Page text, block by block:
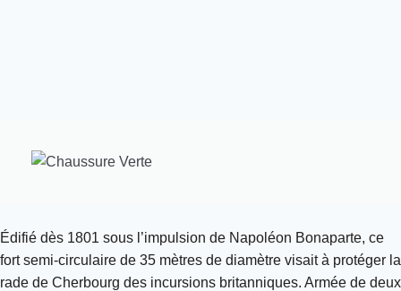
Édifié dès 1801 sous l’impulsion de Napoléon Bonaparte, ce
fort semi-circulaire de 35 mètres de diamètre visait à protéger la
rade de Cherbourg des incursions britanniques. Armée de deux